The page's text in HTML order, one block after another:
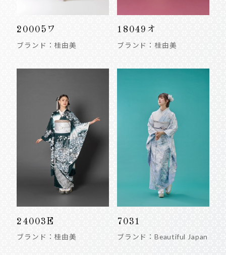
20005ワ
ブランド：桂由美
18049オ
ブランド：桂由美
24003E
ブランド：桂由美
7031
ブランド：Beautiful Japan